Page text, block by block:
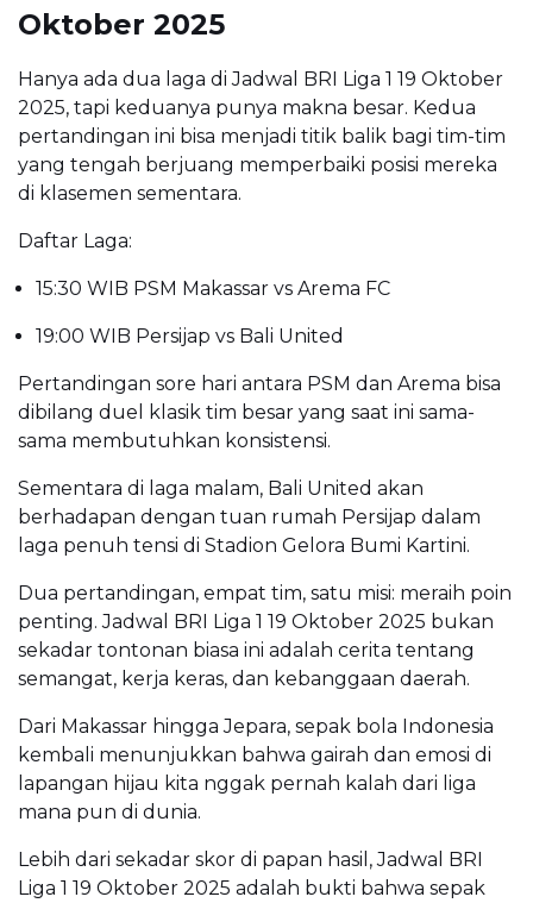
Oktober 2025
Hanya ada dua laga di Jadwal BRI Liga 1 19 Oktober
2025, tapi keduanya punya makna besar. Kedua
pertandingan ini bisa menjadi titik balik bagi tim-tim
yang tengah berjuang memperbaiki posisi mereka
di klasemen sementara.
Daftar Laga:
15:30 WIB PSM Makassar vs Arema FC
19:00 WIB Persijap vs Bali United
Pertandingan sore hari antara PSM dan Arema bisa
dibilang duel klasik tim besar yang saat ini sama-
sama membutuhkan konsistensi.
Sementara di laga malam, Bali United akan
berhadapan dengan tuan rumah Persijap dalam
laga penuh tensi di Stadion Gelora Bumi Kartini.
Dua pertandingan, empat tim, satu misi: meraih poin
penting. Jadwal BRI Liga 1 19 Oktober 2025 bukan
sekadar tontonan biasa ini adalah cerita tentang
semangat, kerja keras, dan kebanggaan daerah.
Dari Makassar hingga Jepara, sepak bola Indonesia
kembali menunjukkan bahwa gairah dan emosi di
lapangan hijau kita nggak pernah kalah dari liga
mana pun di dunia.
Lebih dari sekadar skor di papan hasil, Jadwal BRI
Liga 1 19 Oktober 2025 adalah bukti bahwa sepak